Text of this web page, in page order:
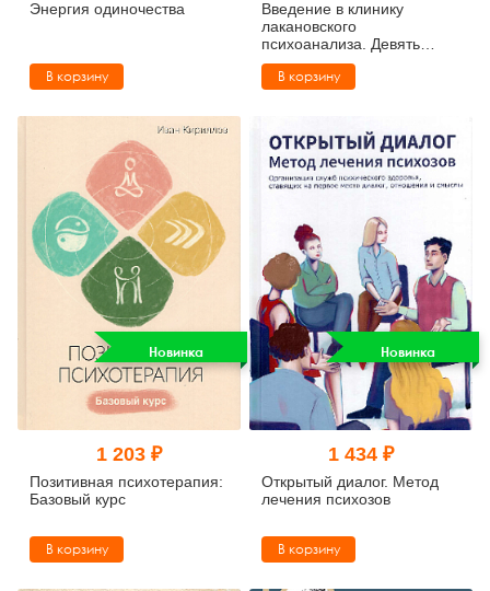
Энергия одиночества
В корзину
Введение в клинику
лакановского
психоанализа. Девять
испанских лекций
В корзину
Новинка
1 203 ₽
Позитивная психотерапия:
Базовый курс
В корзину
Новинка
1 434 ₽
Открытый диалог. Метод
лечения психозов
В корзину